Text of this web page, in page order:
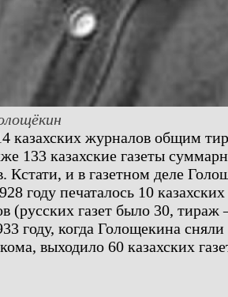
казахских журналов общим
133 казахские газеты
Кстати, и в газетном деле
году печаталось 10
(русских газет было 30,
году, когда Голощекина сняли
выходило 60 казахских